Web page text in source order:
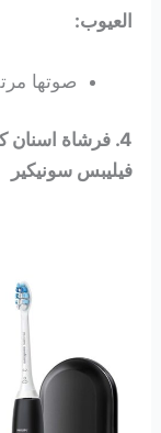
العيوب:
صوتها
فيليبس سونيكير